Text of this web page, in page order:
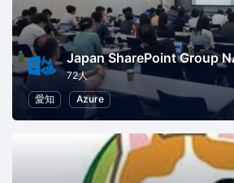
Japan SharePoint Group
72人
愛知
Azure